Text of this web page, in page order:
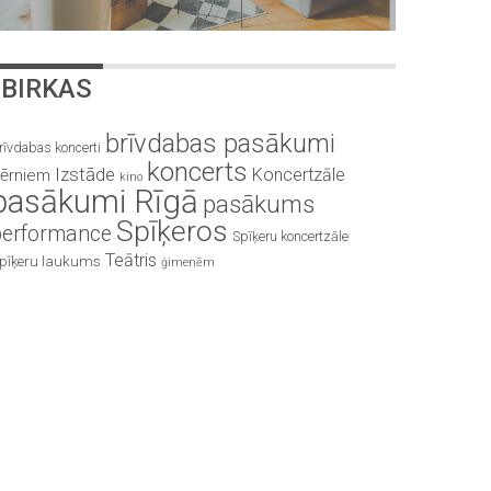
BIRKAS
koncerti brīvdabas pasākumi
Izstāde kino koncerts Koncertzāle
Rīgā pasākums
Spīķeros Spīķeru koncertzāle
laukums Teātris ģimenēm